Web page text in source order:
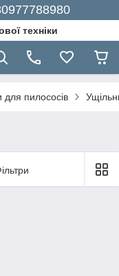
техніки
для пилососів